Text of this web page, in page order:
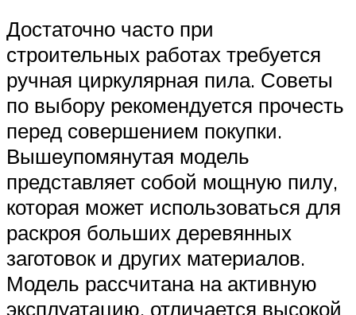
Достаточно часто при
строительных работах требуется
ручная циркулярная пила. Советы
по выбору рекомендуется прочесть
перед совершением покупки.
Вышеупомянутая модель
представляет собой мощную пилу,
которая может использоваться для
раскроя больших деревянных
заготовок и других материалов.
Модель рассчитана на активную
эксплуатацию, отличается высокой